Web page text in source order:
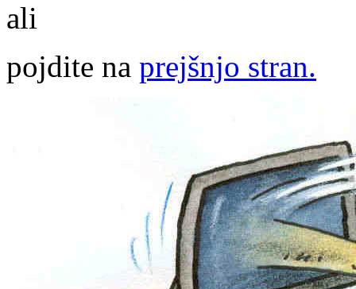
ali
pojdite na prejšnjo stran.